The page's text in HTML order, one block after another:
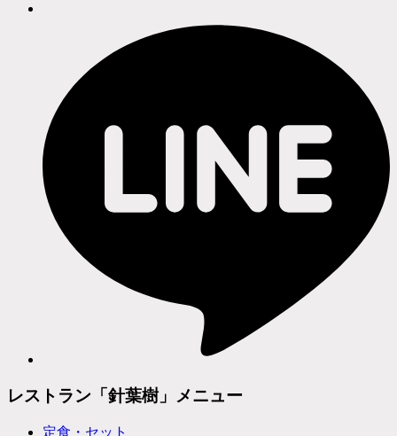
レストラン「針葉樹」メニュー
定食・セット